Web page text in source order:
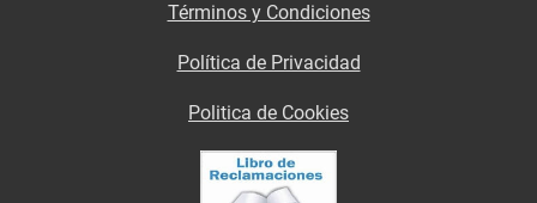
Términos y Condiciones
Política de Privacidad
Politica de Cookies